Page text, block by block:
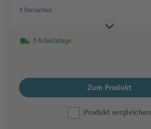
3 Varianten
3 Arbeitstage
Zum Produkt
Produkt vergleichen